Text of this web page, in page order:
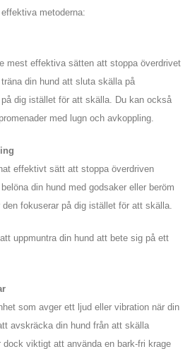
metoderna:
mest effektiva sätten att stoppa överdrivet
din hund att sluta skälla på
dig istället för att skälla. Du kan också
med lugn och avkoppling.
effektivt sätt att stoppa överdriven
din hund med godsaker eller beröm
fokuserar på dig istället för att skälla.
uppmuntra din hund att bete sig på ett
som avger ett ljud eller vibration när din
avskräcka din hund från att skälla
dock viktigt att använda en bark-fri krage